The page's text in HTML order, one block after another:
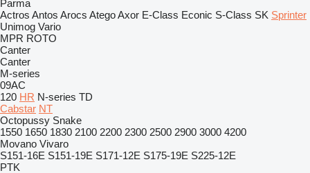
Parma
Actros Antos Arocs AtegoAxor E-Class Econic S-Class SK Sprinter
Unimog Vario
MPR ROTO
Canter
Canter
M-series
09AC
120 HR N-series TD
Cabstar NT
Octopussy Snake
1550 1650 1830 2100 2200 2300 2500 2900 3000 4200
Movano Vivaro
S151-16E S151-19E S171-12E S175-19E S225-12E
PTK